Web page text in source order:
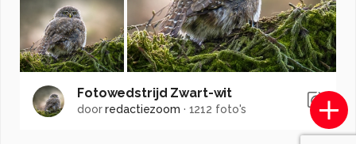
Fotowedstrijd Zwart-wit
doorredactiezoom · 1212 foto's